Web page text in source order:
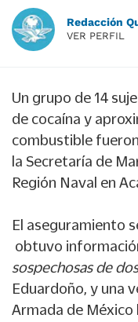
Redacción
VER PERFIL
Un grupo de 14
de cocaína y
combustible
la Secretaría de
Región Naval en
El aseguramiento
obtuvo
sospechosas de
Eduardoño, y una
Armada de México